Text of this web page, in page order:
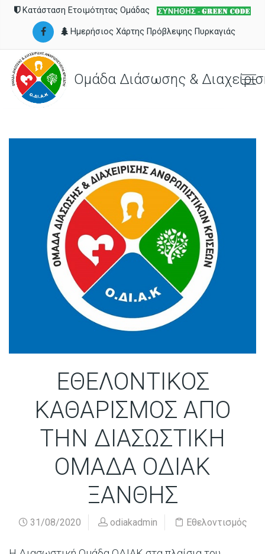
Κατάσταση Ετοιμότητας Ομάδας
Ημερήσιος Χάρτης Πρόβλεψης Πυρκαγιάς
Ομάδα Διάσωσης &
ΕΘΕΛΟΝΤΙΚΟΣ
ΚΑΘΑΡΙΣΜΟΣ ΑΠΟ
ΤΗΝ ΔΙΑΣΩΣΤΙΚΗ
ΟΜΑΔΑ ΟΔΙΑΚ
ΞΑΝΘΗΣ
31/08/2020 odiakadmin Εθελοντισμός